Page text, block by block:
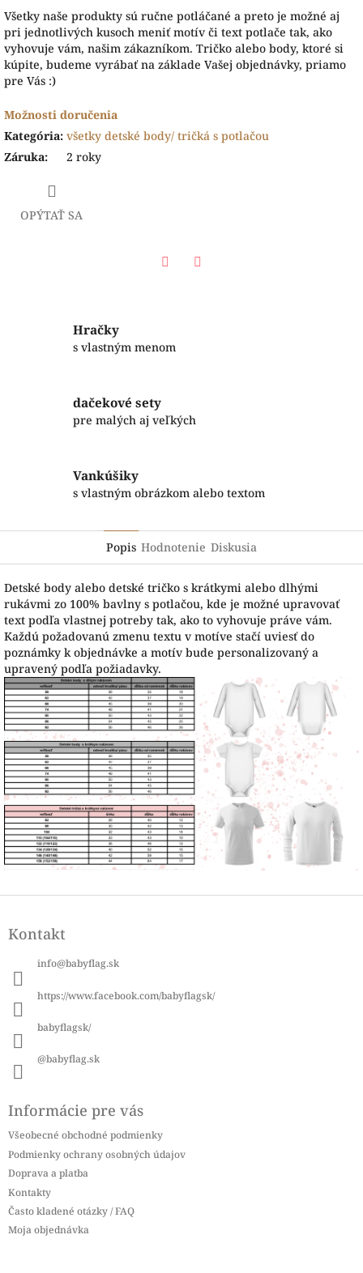
Všetky naše produkty sú ručne potláčané a preto je možné aj
pri jednotlivých kusoch meniť motív či text potlače tak, ako
vyhovuje vám, našim zákazníkom. Tričko alebo body, ktoré si
kúpite, budeme vyrábať na základe Vašej objednávky, priamo
pre Vás :)
Možnosti doručenia
Kategória: všetky detské body/ tričká s potlačou
Záruka: 2 roky
OPÝTAŤ SA
Hračky
s vlastným menom
dačekové sety
pre malých aj veľkých
Vankúšiky
s vlastným obrázkom alebo textom
Popis Hodnotenie Diskusia
Detské body alebo detské tričko s krátkymi alebo dlhými
rukávmi zo 100% bavlny s potlačou, kde je možné upravovať
text podľa vlastnej potreby tak, ako to vyhovuje práve vám.
Každú požadovanú zmenu textu v motíve stačí uviesť do
poznámky k objednávke a motív bude personalizovaný a
upravený podľa požiadavky.
pKontakt
info@babyflag.sk
https://www.facebook.com/babyflagsk/
babyflagsk/
@babyflag.sk
Informácie pre vás
Všeobecné obchodné podmienky
Podmienky ochrany osobných údajov
Doprava a platba
Kontakty
Často kladené otázky / FAQ
Moja objednávka